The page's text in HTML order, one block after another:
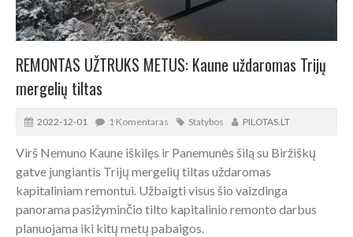
REMONTAS UŽTRUKS METUS: Kaune uždaromas Trijų
mergelių tiltas
2022-12-01 1 Komentaras Statybos PILOTAS.LT
Virš Nemuno Kaune iškilęs ir Panemunės šilą su Biržiškų
gatve jungiantis Trijų mergelių tiltas uždaromas
kapitaliniam remontui. Užbaigti visus šio vaizdinga
panorama pasižyminčio tilto kapitalinio remonto darbus
planuojama iki kitų metų pabaigos.